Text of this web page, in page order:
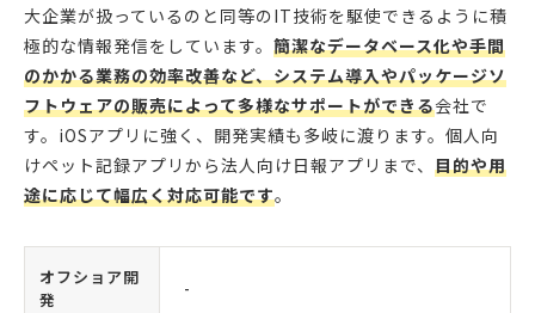
大企業が扱っているのと同等のIT技術を駆使できるように積
極的な情報発信をしています。 簡潔なデータベース化や手間
のかかる業務の効率改善など、システム導入やパッケージソ
フトウェアの販売によって多様なサポートができる会社で
す。iOSアプリに強く、開発実績も多岐に渡ります。個人向
けペット記録アプリから法人向け日報アプリまで、 目的や用
途に応じて幅広く対応可能です。
オフショア開
発
-